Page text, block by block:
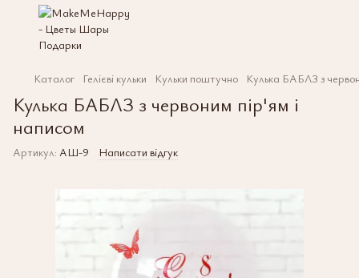
Каталог Гелієві кульки Кульки поштучно Кулька БАБЛЗ з
Кулька БАБЛЗ з червоним пір'ям і
написом
Артикул: АШ-9 Написати відгук